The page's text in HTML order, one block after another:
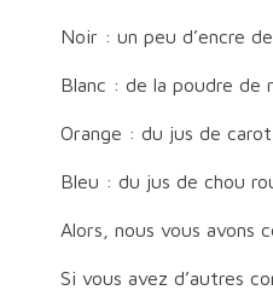
Noir : un peu d’encre
Blanc : de la poudre de
Orange : du jus de
Bleu : du jus de chou
Alors, nous vous avons
Si vous avez d’autres